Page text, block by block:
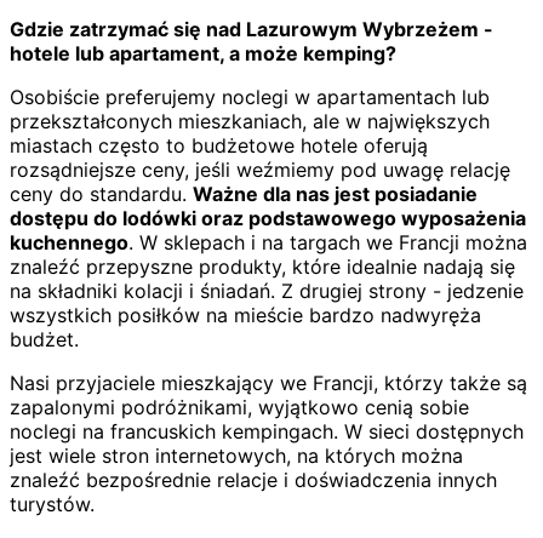
Gdzie zatrzymać się nad Lazurowym Wybrzeżem -
hotele lub apartament, a może kemping?
Osobiście preferujemy noclegi w apartamentach lub
przekształconych mieszkaniach, ale w największych
miastach często to budżetowe hotele oferują
rozsądniejsze ceny, jeśli weźmiemy pod uwagę relację
ceny do standardu. Ważne dla nas jest posiadanie
dostępu do lodówki oraz podstawowego wyposażenia
kuchennego. W sklepach i na targach we Francji można
znaleźć przepyszne produkty, które idealnie nadają się
na składniki kolacji i śniadań. Z drugiej strony - jedzenie
wszystkich posiłków na mieście bardzo nadwyręża
budżet.
Nasi przyjaciele mieszkający we Francji, którzy także są
zapalonymi podróżnikami, wyjątkowo cenią sobie
noclegi na francuskich kempingach. W sieci dostępnych
jest wiele stron internetowych, na których można
znaleźć bezpośrednie relacje i doświadczenia innych
turystów.